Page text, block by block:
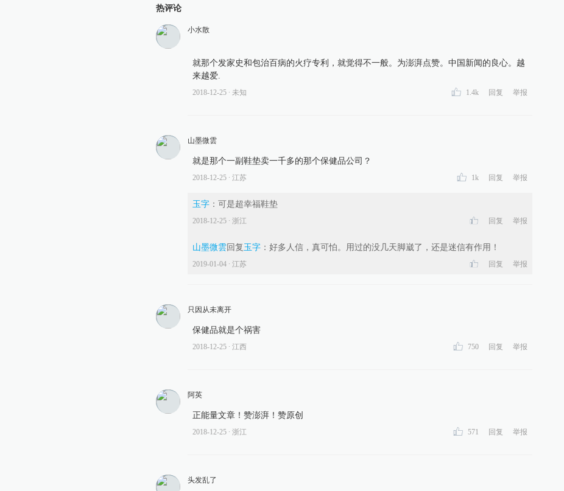
热评论
小水散
就那个发家史和包治百病的火疗专利，就觉得不一般。为澎湃点赞。中国新闻的良心。越
来越爱.
2018-12-25 ∙ 未知 1.4k 回复 举报
山墨微雲
就是那个一副鞋垫卖一千多的那个保健品公司？
2018-12-25 ∙ 江苏 1k 回复 举报
玉字 ： 可是超幸福鞋垫
2018-12-25 ∙ 浙江 回复 举报
山墨微雲回复 玉字 ： 好多人信，真可怕。用过的没几天脚崴了，还是迷信有作用！
2019-01-04 ∙ 江苏 回复 举报
只因从未离开
保健品就是个祸害
2018-12-25 ∙ 江西 750 回复 举报
阿英
正能量文章！赞澎湃！赞原创
2018-12-25 ∙ 浙江 571 回复 举报
头发乱了